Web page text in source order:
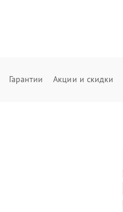
Гарантии Акции и скидки